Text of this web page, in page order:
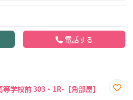
電話する
学校前 303・1R-【角部屋】